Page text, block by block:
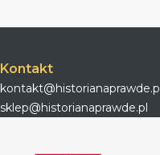
Kontakt
kontakt@historianaprawde.pl
sklep@historianaprawde.pl